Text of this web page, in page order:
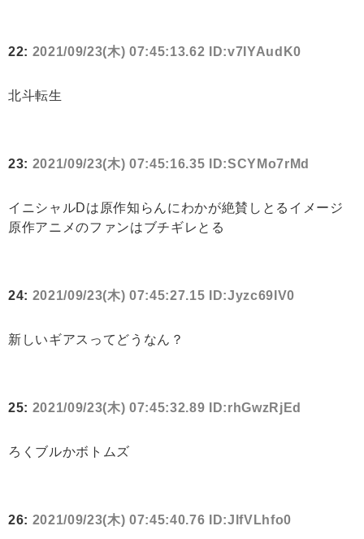
22: 2021/09/23(木) 07:45:13.62 ID:v7IYAudK0
北斗転生
23: 2021/09/23(木) 07:45:16.35 ID:SCYMo7rMd
イニシャルDは原作知らんにわかが絶賛しとるイメージ
原作アニメのファンはブチギレとる
24: 2021/09/23(木) 07:45:27.15 ID:Jyzc69IV0
新しいギアスってどうなん？
25: 2021/09/23(木) 07:45:32.89 ID:rhGwzRjEd
ろくブルかボトムズ
26: 2021/09/23(木) 07:45:40.76 ID:JlfVLhfo0